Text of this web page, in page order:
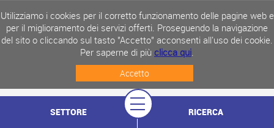
Utilizziamo i cookies per il corretto funzionamento delle pagine web e
per il miglioramento dei servizi offerti. Proseguendo la navigazione
del sito o cliccando sul tasto "Accetto" acconsenti all'uso dei cookie.
Per saperne di più clicca qui.
Accetto
SETTORE RICERCA